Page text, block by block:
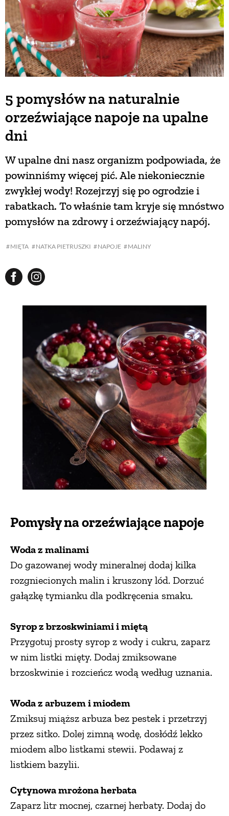
5 pomysłów na naturalnie
orzeźwiające napoje na upalne
dni
MIĘTA NATKA PIETRUSZKI NAPOJE MALINY
W upalne dni nasz organizm podpowiada, że
powinniśmy więcej pić. Ale niekoniecznie
zwykłej wody! Rozejrzyj się po ogrodzie i
rabatkach. To właśnie tam kryje się mnóstwo
pomysłów na zdrowy i orzeźwiający napój.
Pomysły na orzeźwiające napoje
Woda z malinami
Do gazowanej wody mineralnej dodaj kilka
rozgniecionych malin i kruszony lód. Dorzuć
gałązkę tymianku dla podkręcenia smaku.
Syrop z brzoskwiniami i miętą
Przygotuj prosty syrop z wody i cukru, zaparz
w nim listki mięty. Dodaj zmiksowane
brzoskwinie i rozcieńcz wodą według uznania.
Woda z arbuzem i miodem
Zmiksuj miąższ arbuza bez pestek i przetrzyj
przez sitko. Dolej zimną wodę, dosłódź lekko
miodem albo listkami stewii. Podawaj z
listkiem bazylii.
Cytynowa mrożona herbata
Zaparz litr mocnej, czarnej herbaty. Dodaj do